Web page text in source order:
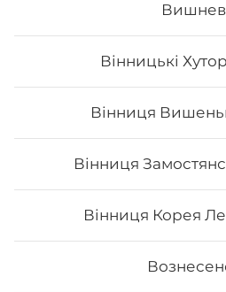
Вінницькі
Вінниця
Вінниця
Вінниця Корея
Чіз сет
Вага: 960 г Склад: макі філа,
597₴